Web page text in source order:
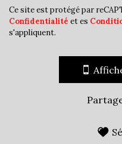
Taxe habitation
Taxe foncière
Habitants de moins de
Habitants de 25 à 55
Familles sans enfant
Ce site est protégé par
Confidentialité et es
s'appliquent.